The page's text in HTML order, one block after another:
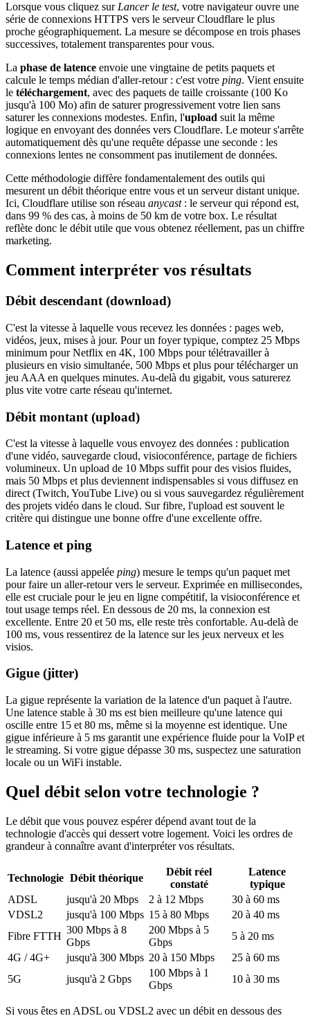
Lorsque vous cliquez sur Lancer le test, votre navigateur ouvre une
série de connexions HTTPS vers le serveur Cloudflare le plus
proche géographiquement. La mesure se décompose en trois phases
successives, totalement transparentes pour vous.
La phase de latence envoie une vingtaine de petits paquets et
calcule le temps médian d'aller-retour : c'est votre ping. Vient ensuite
le téléchargement, avec des paquets de taille croissante (100 Ko
jusqu'à 100 Mo) afin de saturer progressivement votre lien sans
saturer les connexions modestes. Enfin, l'upload suit la même
logique en envoyant des données vers Cloudflare. Le moteur s'arrête
automatiquement dès qu'une requête dépasse une seconde : les
connexions lentes ne consomment pas inutilement de données.
Cette méthodologie diffère fondamentalement des outils qui
mesurent un débit théorique entre vous et un serveur distant unique.
Ici, Cloudflare utilise son réseau anycast: le serveur qui répond est,
dans 99 % des cas, à moins de 50 km de votre box. Le résultat
reflète donc le débit utile que vous obtenez réellement, pas un chiffre
marketing.
Comment interpréter vos résultats
Débit descendant (download)
C'est la vitesse à laquelle vous recevez les données : pages web,
vidéos, jeux, mises à jour. Pour un foyer typique, comptez 25 Mbps
minimum pour Netflix en 4K, 100 Mbps pour télétravailler à
plusieurs en visio simultanée, 500 Mbps et plus pour télécharger un
jeu AAA en quelques minutes. Au-delà du gigabit, vous saturerez
plus vite votre carte réseau qu'internet.
Débit montant (upload)
C'est la vitesse à laquelle vous envoyez des données : publication
d'une vidéo, sauvegarde cloud, visioconférence, partage de fichiers
volumineux. Un upload de 10 Mbps suffit pour des visios fluides,
mais 50 Mbps et plus deviennent indispensables si vous diffusez en
direct (Twitch, YouTube Live) ou si vous sauvegardez régulièrement
des projets vidéo dans le cloud. Sur fibre, l'upload est souvent le
critère qui distingue une bonne offre d'une excellente offre.
Latence et ping
La latence (aussi appelée ping) mesure le temps qu'un paquet met
pour faire un aller-retour vers le serveur. Exprimée en millisecondes,
elle est cruciale pour le jeu en ligne compétitif, la visioconférence et
tout usage temps réel. En dessous de 20 ms, la connexion est
excellente. Entre 20 et 50 ms, elle reste très confortable. Au-delà de
100 ms, vous ressentirez de la latence sur les jeux nerveux et les
visios.
Gigue (jitter)
La gigue représente la variation de la latence d'un paquet à l'autre.
Une latence stable à 30 ms est bien meilleure qu'une latence qui
oscille entre 15 et 80 ms, même si la moyenne est identique. Une
gigue inférieure à 5 ms garantit une expérience fluide pour la VoIP et
le streaming. Si votre gigue dépasse 30 ms, suspectez une saturation
locale ou un WiFi instable.
Quel débit selon votre technologie ?
Le débit que vous pouvez espérer dépend avant tout de la
technologie d'accès qui dessert votre logement. Voici les ordres de
grandeur à connaître avant d'interpréter vos résultats.
Technologie Débit théorique
Débit réel
constaté
Latence
typique
ADSL
jusqu'à 20 Mbps 2 à 12 Mbps
30 à 60 ms
VDSL2
jusqu'à 100 Mbps 15 à 80 Mbps
20 à 40 ms
Fibre FTTH
300 Mbps à 8
Gbps
200 Mbps à 5
Gbps
5 à 20 ms
4G / 4G+
jusqu'à 300 Mbps 20 à 150 Mbps
25 à 60 ms
5G
jusqu'à 2 Gbps
100 Mbps à 1
Gbps
10 à 30 ms
Si vous êtes en ADSL ou VDSL2 avec un débit en dessous des